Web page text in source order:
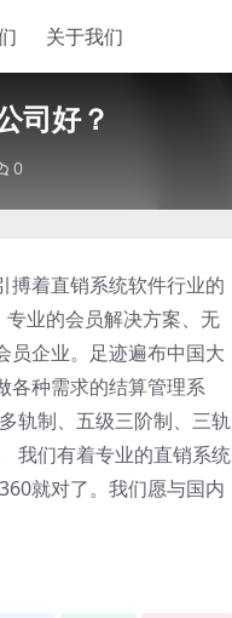
关于我们
司好？
0
搏着直销系统软件行业的
业的会员解决方案、无
员企业。足迹遍布中国大
各种需求的结算管理系
轨制、五级三阶制、三轨
我们有着专业的直销系统
就对了。我们愿与国内